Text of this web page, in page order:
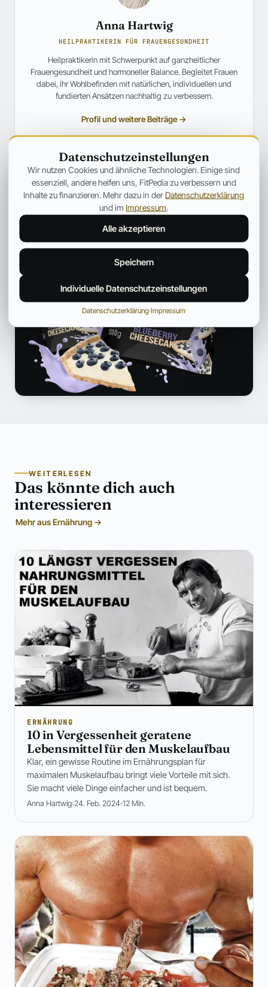
Anna Hartwig
HEILPRAKTIKERIN FÜR FRAUENGESUNDHEIT
Heilpraktikerin mit Schwerpunkt auf ganzheitlicher
Frauengesundheit und hormoneller Balance. Begleitet Frauen
dabei, ihr Wohlbefinden mit natürlichen, individuellen und
fundierten Ansätzen nachhaltig zu verbessern.
Profil und weitere Beiträge →
WEITERLESEN
Das könnte dich auch
interessieren
Mehr aus Ernährung →
ERNÄHRUNG
10 in Vergessenheit geratene
Lebensmittel für den Muskelaufbau
Klar, ein gewisse Routine im Ernährungsplan für
maximalen Muskelaufbau bringt viele Vorteile mit sich.
Sie macht viele Dinge einfacher und ist bequem.
Anna Hartwig 24. Feb. 2024 12 Min.
Datenschutzeinstellungen
Wir nutzen Cookies und ähnliche Technologien. Einige sind
essenziell, andere helfen uns, FitPedia zu verbessern und
Inhalte zu finanzieren. Mehr dazu in der Datenschutzerklärung
und im Impressum
Alle akzeptieren
Speichern
Individuelle Datenschutzeinstellungen
Datenschutzerklärung·Impressum